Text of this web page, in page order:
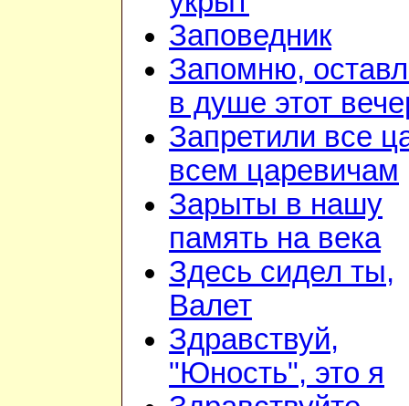
Заповедник
Запомню,
в душе этот
Запретили все
всем царевичам
Зарыты в нашу
память на века
Здесь сидел ты,
Валет
Здравствуй,
"Юность", это я